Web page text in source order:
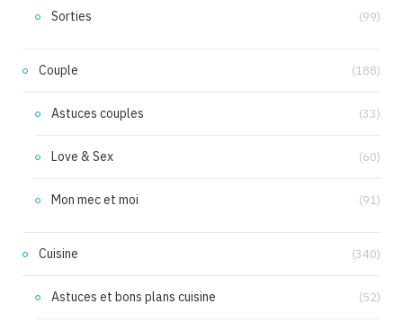
Sorties (99)
Couple (188)
Astuces couples (33)
Love & Sex (60)
Mon mec et moi (91)
Cuisine (340)
Astuces et bons plans cuisine (52)